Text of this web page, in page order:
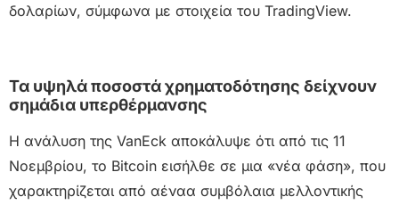
δολαρίων, σύμφωνα με στοιχεία του TradingView.
Τα υψηλά ποσοστά χρηματοδότησης δείχνουν
σημάδια υπερθέρμανσης
Η ανάλυση της VanEck αποκάλυψε ότι από τις 11
Νοεμβρίου, το Bitcoin εισήλθε σε μια «νέα φάση», που
χαρακτηρίζεται από αέναα συμβόλαια μελλοντικής